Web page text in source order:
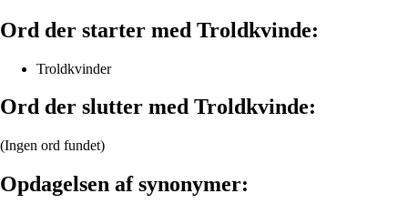
Ord der starter med Troldkvinde:
Troldkvinder
Ord der slutter med Troldkvinde:
(Ingen ord fundet)
Opdagelsen af synonymer: